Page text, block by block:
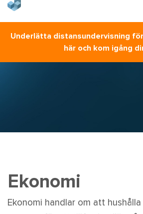
Underlätta distansundervisning
här och kom igång
Ekonomi
Ekonomi handlar om att hushålla